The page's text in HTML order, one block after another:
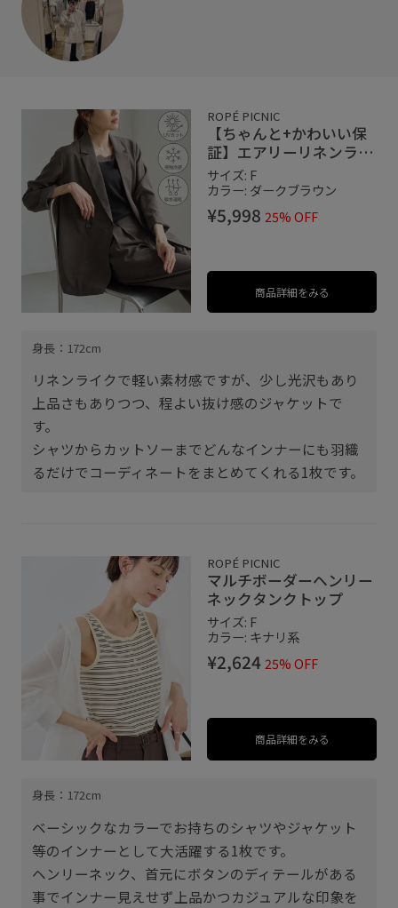
ROPÉ PICNIC
【ちゃんと+かわいい保
証】エアリーリネンライ
ク ダブルジャケット/接
触冷感・UVカット・速
乾
サイズ: F
カラー: ダークブラウン
¥5,998 25% OFF
商品詳細をみる
身長：172cm
リネンライクで軽い素材感ですが、少し光沢もあり
上品さもありつつ、程よい抜け感のジャケットで
す。
シャツからカットソーまでどんなインナーにも羽織
るだけでコーディネートをまとめてくれる1枚です。
ROPÉ PICNIC
マルチボーダーヘンリー
ネックタンクトップ
サイズ: F
カラー: キナリ系
¥2,624 25% OFF
商品詳細をみる
身長：172cm
ベーシックなカラーでお持ちのシャツやジャケット
等のインナーとして大活躍する1枚です。
ヘンリーネック、首元にボタンのディテールがある
事でインナー見えせず上品かつカジュアルな印象を